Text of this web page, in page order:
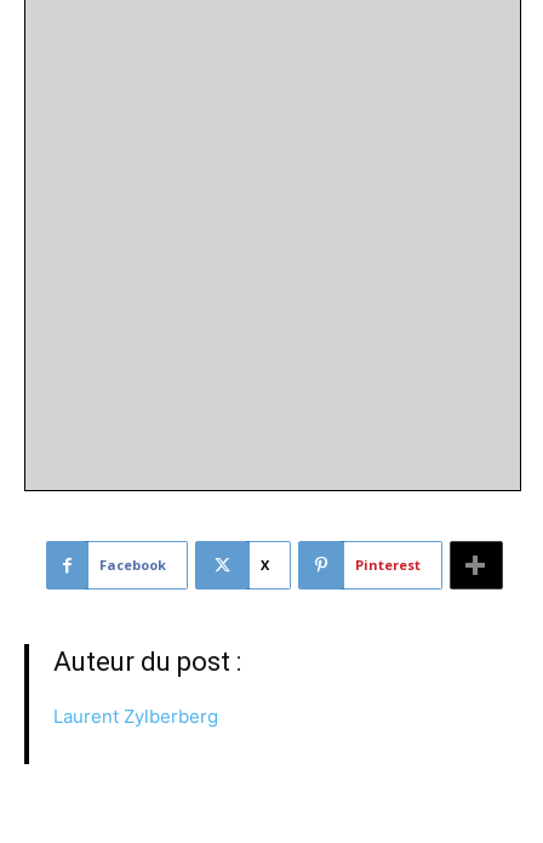
Facebook X Pinterest
Auteur du post :
Laurent Zylberberg